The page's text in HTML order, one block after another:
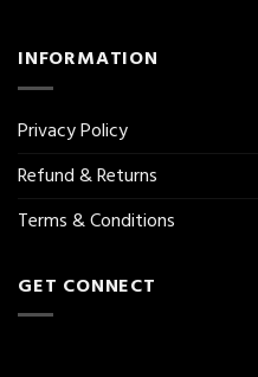
INFORMATION
Privacy Policy
Refund & Returns
Terms & Conditions
GET CONNECT